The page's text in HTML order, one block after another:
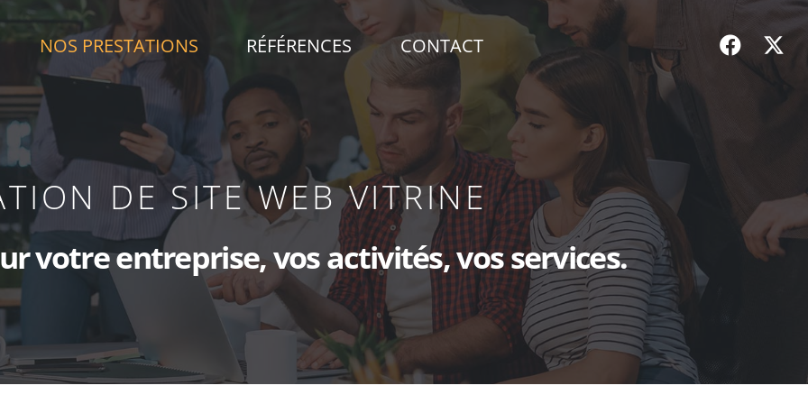
NOS PRESTATIONS RÉFÉRENCES CONTACT
DE SITE WEB VITRINE
DE SITE WEB VITRINE
votre entreprise, vos activités, vos services.
votre entreprise, vos activités, vos services.